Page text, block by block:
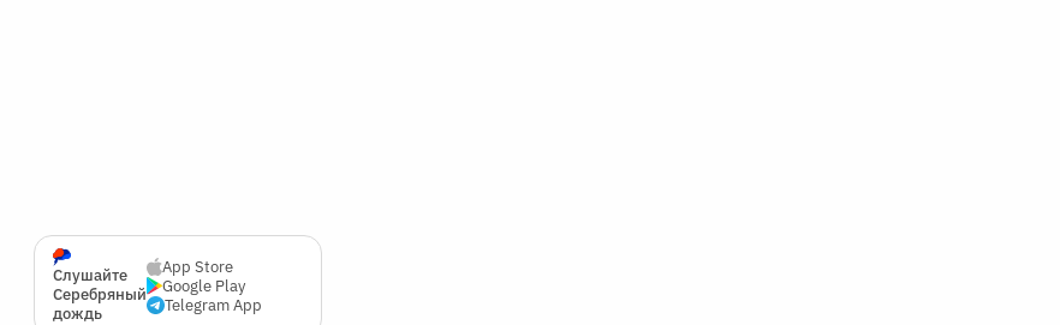
Слушайте
Серебряный
дождь
App Store
Google Play
Telegram App